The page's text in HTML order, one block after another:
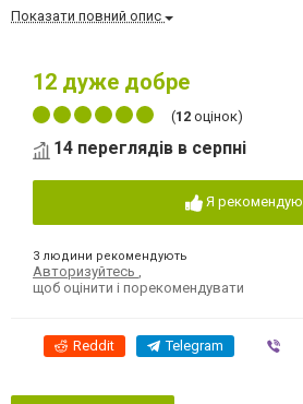
Показати повний опис
12 дуже добре
(12 оцінок)
14 переглядів в серпні
Я рекомендую
3 людини рекомендують
Авторизуйтесь
щоб оцінити і порекомендувати
Reddit Telegram